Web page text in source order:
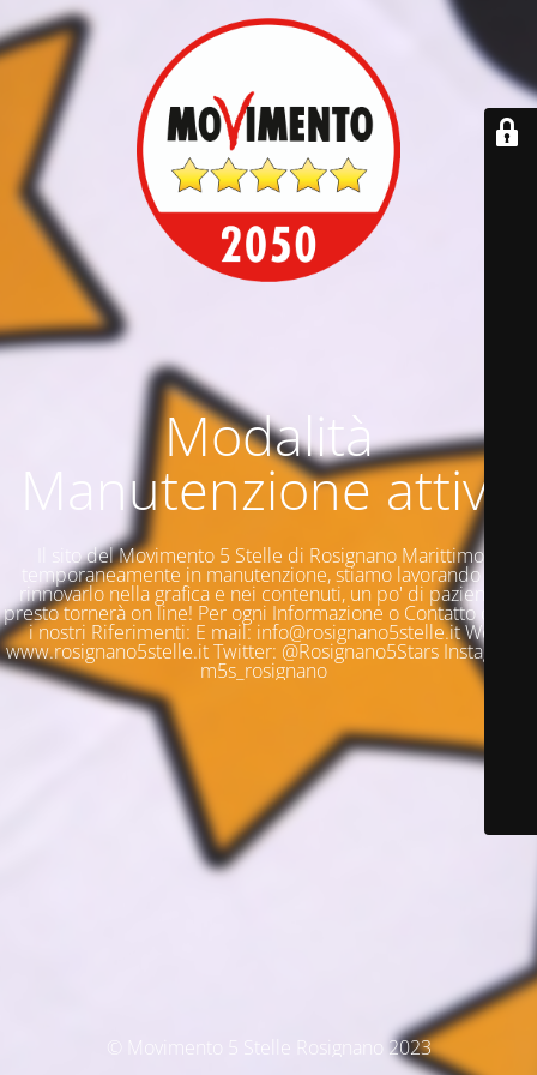
Modalità
Manutenzione attiva
Il sito del Movimento 5 Stelle di Rosignano Marittimo è
temporaneamente in manutenzione, stiamo lavorando per
rinnovarlo nella grafica e nei contenuti, un po' di pazienza e
presto tornerà on line! Per ogni Informazione o Contatto questi
i nostri Riferimenti: E mail: info@rosignano5stelle.it Web:
www.rosignano5stelle.it Twitter: @Rosignano5Stars Instagram:
m5s_rosignano
© Movimento 5 Stelle Rosignano 2023